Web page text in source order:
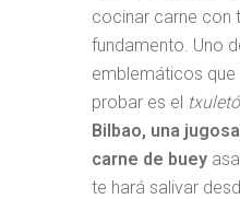
cocinar carne con
fundamento. Uno
emblemáticos que
probar es el
Bilbao, una
carne de buey
te hará salivar